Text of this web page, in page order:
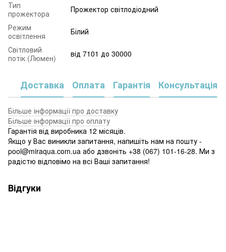
Тип
прожектора
Прожектор світлодіодний
Режим
освітлення
Білий
Світловий
потік (Люмен)
від 7101 до 30000
Доставка Оплата Гарантія Консультація
Більше інформації про доставку
Більше інформації про оплату
Гарантія від виробника 12 місяців.
Якщо у Вас виникли запитання, напишіть нам на пошту -
pool@miraqua.com.ua або дзвоніть +38 (067) 101-16-28. Ми з
радістю відповімо на всі Ваші запитання!
Відгуки